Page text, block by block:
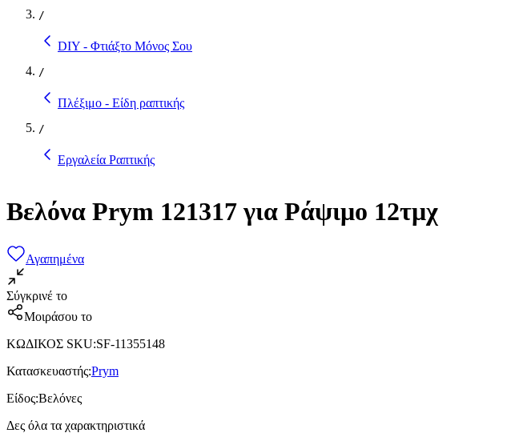
/
DIY - Φτιάξτο Μόνος Σου
/
Πλέξιμο - Είδη ραπτικής
/
Εργαλεία Ραπτικής
Βελόνα Prym 121317 για Ράψιμο 12τμχ
Αγαπημένα
Σύγκρινέ το
Μοιράσου το
ΚΩΔΙΚΟΣ SKU:SF-11355148
Κατασκευαστής:Prym
Είδος:Βελόνες
Δες όλα τα χαρακτηριστικά